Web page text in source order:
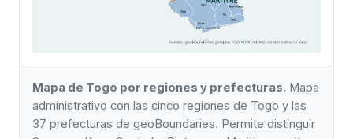
Mapa de Togo por regiones y prefecturas. Mapa
administrativo con las cinco regiones de Togo y las
37 prefecturas de geoBoundaries. Permite distinguir